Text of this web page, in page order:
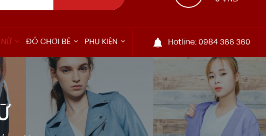
NỮ ĐỒ CHƠI BÉ PHỤ KIỆN Hotline: 0984 366 360